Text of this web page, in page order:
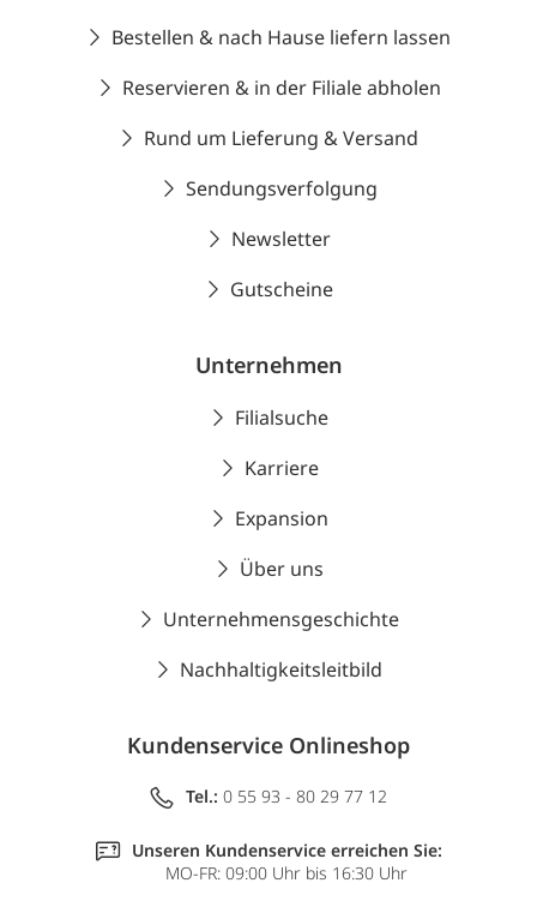
Bestellen & nach Hause liefern lassen
Reservieren & in der Filiale abholen
Rund um Lieferung & Versand
Sendungsverfolgung
Newsletter
Gutscheine
Unternehmen
Filialsuche
Karriere
Expansion
Über uns
Unternehmensgeschichte
Nachhaltigkeitsleitbild
Kundenservice Onlineshop
Tel.: 0 55 93 - 80 29 77 12
Unseren Kundenservice erreichen Sie:
MO-FR: 09:00 Uhr bis 16:30 Uhr